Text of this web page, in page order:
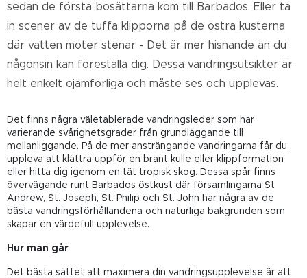
sedan de första bosättarna kom till Barbados. Eller ta
in scener av de tuffa klipporna på de östra kusterna
där vatten möter stenar - Det är mer hisnande än du
någonsin kan föreställa dig. Dessa vandringsutsikter är
helt enkelt ojämförliga och måste ses och upplevas.
Det finns några väletablerade vandringsleder som har
varierande svårighetsgrader från grundläggande till
mellanliggande. På de mer ansträngande vandringarna får du
uppleva att klättra uppför en brant kulle eller klippformation
eller hitta dig igenom en tät tropisk skog. Dessa spår finns
övervägande runt Barbados östkust där församlingarna St
Andrew, St. Joseph, St. Philip och St. John har några av de
bästa vandringsförhållandena och naturliga bakgrunden som
skapar en värdefull upplevelse.
Hur man går
Det bästa sättet att maximera din vandringsupplevelse är att